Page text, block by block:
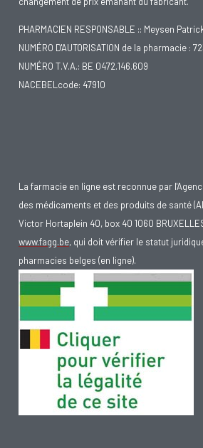
PHARMACIEN RESPONSABLE :: Meysen
NUMÉRO D'AUTORISATION de la pharmacie :
NUMÉRO T.V.A.: BE 0472.146.609
NACEBELcode: 47910
La farmacie en ligne est reconnue par
des médicaments et des produits de santé
Victor Hortaplein 40, box 40 1060
www.fagg.be, qui doit vérifier le statut
pharmacies belges (en ligne).